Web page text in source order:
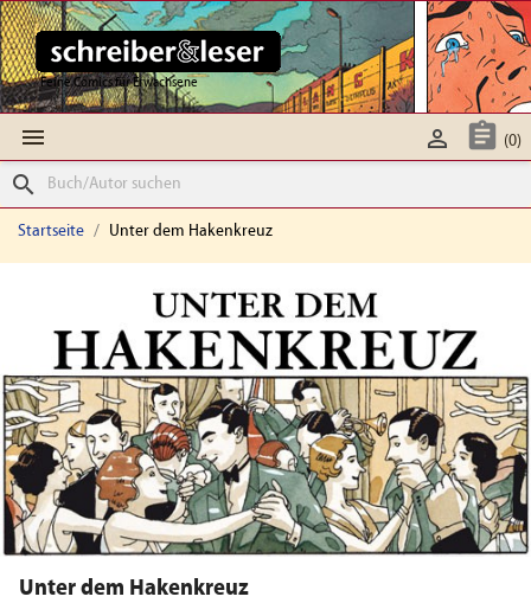
Feine Comics für Erwachsene
  (0)

search
Startseite Unter dem Hakenkreuz
Unter dem Hakenkreuz